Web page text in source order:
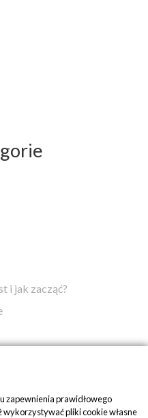
i jak zacząć?
i Uzdrawiania
zapewnienia prawidłowego
pliki cookie własne